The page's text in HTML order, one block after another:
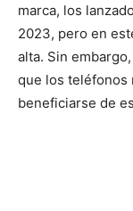
marca, los
2023, pero en
alta. Sin
que los teléfonos
beneficiarse de